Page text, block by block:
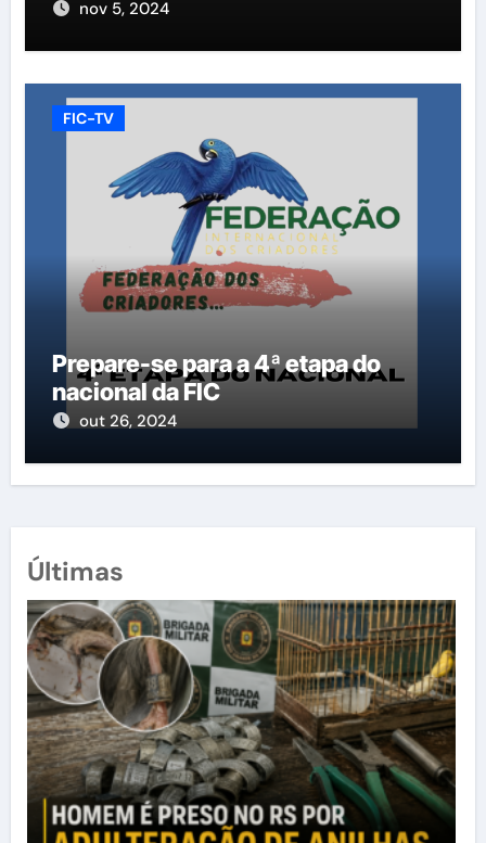
nov 5, 2024
FIC-TV
Prepare-se para a 4ª etapa do
nacional da FIC
out 26, 2024
Últimas